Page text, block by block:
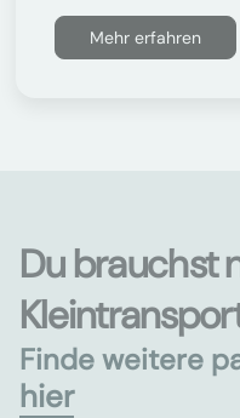
Mehr erfahren
Du brauchst
Finde weitere
hier